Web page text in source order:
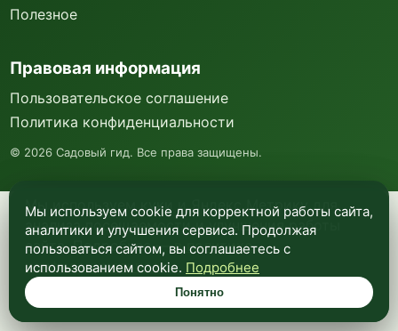
Мы используем куки и Яндекс Метрику для
анализа посещаемости и улучшения работы
сайта. Подробнее —в политике
конфиденциальности.
Понятно
Полезное
Правовая информация
Пользовательское соглашение
Политика конфиденциальности
© 2026 Садовый гид. Все права защищены.
Мы используем cookie для корректной работы сайта,
аналитики и улучшения сервиса. Продолжая
пользоваться сайтом, вы соглашаетесь с
использованием cookie. Подробнее
Понятно